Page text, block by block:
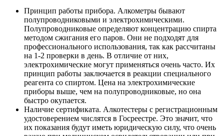
Принцип работы прибора. Алкометры бывают
полупроводниковыми и электрохимическими.
Полупроводниковые определяют концентрацию спирта
методом сжигания его паров. Они не подходят для
профессионального использования, так как рассчитаны
на 1-2 проверки в день. В отличие от них,
электрохимические могут применяться очень часто. Их
принцип работы заключается в реакции специального
реагента со спиртом. Цена на электрохимические
приборы выше, чем на полупроводниковые, но она
быстро окупается.
Наличие сертификата. Алкотестеры с регистрационным
удостоверением числятся в Госреестре. Это значит, что
их показания будут иметь юридическую силу, что очень